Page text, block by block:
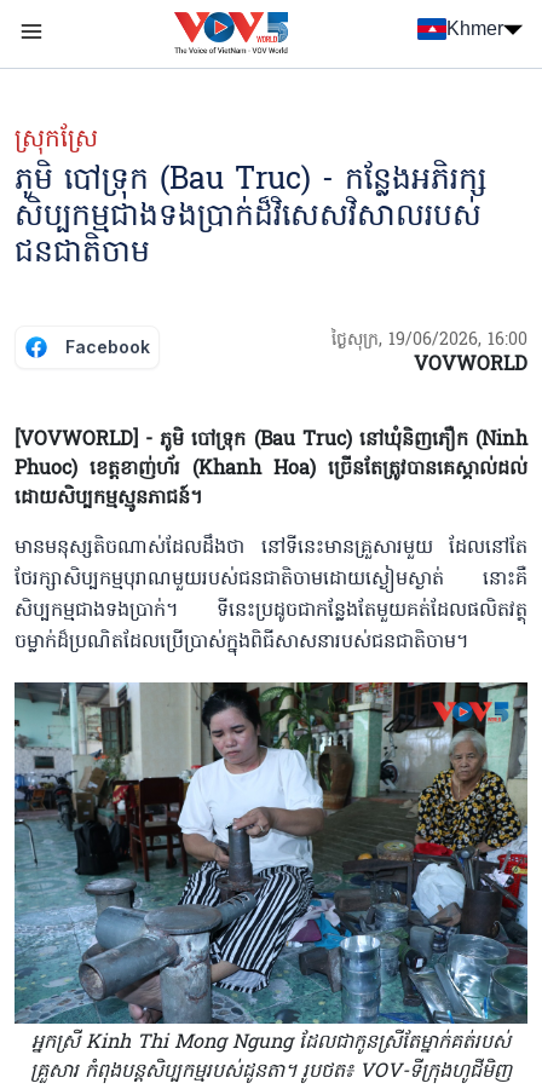
Nhảy đến nội dung
Khmer
ស្រុកស្រែ
ភូមិ បៅទ្រុក (Bau Truc) - កន្លែងអភិរក្ស
សិប្បកម្មជាងទងប្រាក់ដ៏វិសេសវិសាលរបស់
ជនជាតិចាម
Facebook ថ្ងៃសុក្រ, 19/06/2026, 16:00
VOVWORLD
[VOVWORLD] - ភូមិ បៅទ្រុក (Bau Truc) នៅឃុំនិញភឿក (Ninh
Phuoc) ខេត្តខាញ់ហ័រ (Khanh Hoa) ច្រើនតែត្រូវបានគេស្គាល់ដល់
ដោយសិប្បកម្មស្មូនភាជន៍។
មានមនុស្សតិចណាស់ដែលដឹងថា នៅទីនេះមានគ្រួសារមួយ ដែលនៅតែ
ថែរក្សាសិប្បកម្មបុរាណមួយរបស់ជនជាតិចាមដោយស្ងៀមស្ងាត់ នោះគឺ
សិប្បកម្មជាងទងប្រាក់។ ទីនេះប្រដូចជាកន្លែងតែមួយគត់ដែលផលិតវត្ថុ
ចម្លាក់ដ៏ប្រណិតដែលប្រើប្រាស់ក្នុងពិធីសាសនារបស់ជនជាតិចាម។
អ្នកស្រី Kinh Thi Mong Ngung ដែលជាកូនស្រីតែម្នាក់គត់របស់
គ្រួសារ កំពុងបន្តសិប្បកម្មរបស់ដូនតា។ រូបថត៖ VOV-ទីក្រុងហូជីមិញ